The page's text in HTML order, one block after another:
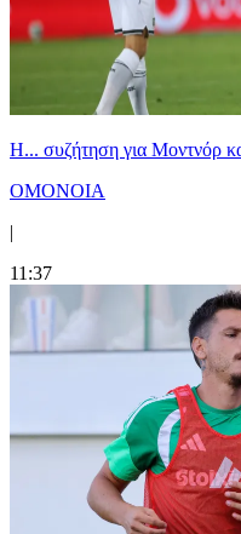
Η... συζήτηση για Μοντνόρ
ΟΜΟΝΟΙΑ
|
11:37